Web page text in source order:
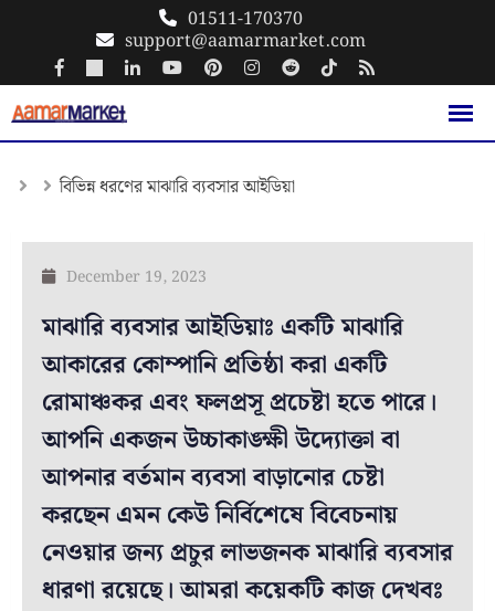
content
01511-170370
support@aamarmarket.com
বিভিন্ন ধরণের মাঝারি ব্যবসার আইডিয়া
December 19, 2023
মাঝারি ব্যবসার আইডিয়াঃ একটি মাঝারি
আকারের কোম্পানি প্রতিষ্ঠা করা একটি
রোমাঞ্চকর এবং ফলপ্রসূ প্রচেষ্টা হতে পারে।
আপনি একজন উচ্চাকাঙ্ক্ষী উদ্যোক্তা বা
আপনার বর্তমান ব্যবসা বাড়ানোর চেষ্টা
করছেন এমন কেউ নির্বিশেষে বিবেচনায়
নেওয়ার জন্য প্রচুর লাভজনক মাঝারি ব্যবসার
ধারণা রয়েছে। আমরা কয়েকটি কাজ দেখবঃ